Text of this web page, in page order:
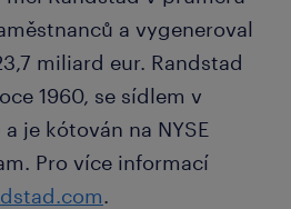
a vygeneroval
miliard eur. Randstad
1960, se sídlem v
je kótován na NYSE
Pro více informací
.